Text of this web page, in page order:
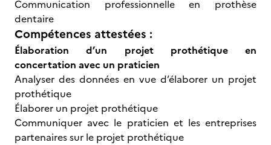
Communication professionnelle en prothèse
dentaire
Compétences attestées :
Élaboration d’un projet prothétique en
concertation avec un praticien
Analyser des données en vue d’élaborer un projet
prothétique
Élaborer un projet prothétique
Communiquer avec le praticien et les entreprises
partenaires sur le projet prothétique